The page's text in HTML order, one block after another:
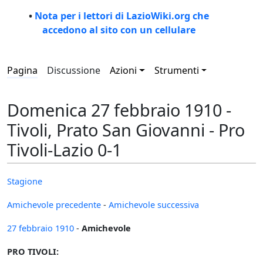
• Nota per i lettori di LazioWiki.org che
accedono al sito con un cellulare
Pagina Discussione Azioni Strumenti
Domenica 27 febbraio 1910 -
Tivoli, Prato San Giovanni - Pro
Tivoli-Lazio 0-1
Stagione
Amichevole precedente - Amichevole successiva
27 febbraio 1910 - Amichevole
PRO TIVOLI: